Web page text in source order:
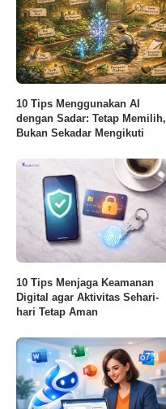
10 Tips Menggunakan AI
dengan Sadar: Tetap Memilih,
Bukan Sekadar Mengikuti
10 Tips Menjaga Keamanan
Digital agar Aktivitas Sehari-
hari Tetap Aman
7.9